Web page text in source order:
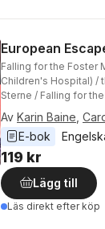
European
Falling for the Foster
Children's Hospital) /
Sterne / Falling for
Av Karin Baine
E-bok
119 kr
Lägg till
Läs direkt efter köp